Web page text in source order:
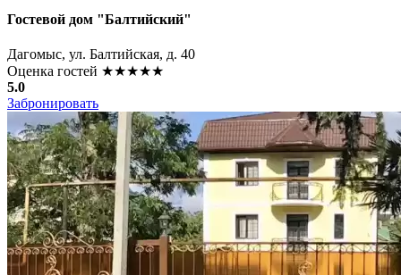
Гостевой дом "Балтийский"
Дагомыс, ул. Балтийская, д. 40
Оценка гостей ★★★★★
5.0
Забронировать